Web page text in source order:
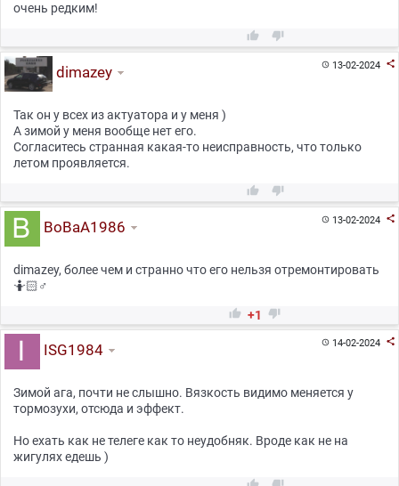
очень редким!
 
13-02-2024 
dimazey
Так он у всех из актуатора и у меня )
А зимой у меня вообще нет его.
Согласитесь странная какая-то неисправность, что только
летом проявляется.
 
13-02-2024 
BoBaA1986
dimazey, более чем и странно что его нельзя отремонтировать
🤷🏻♂
 +1 
14-02-2024 
ISG1984
Зимой ага, почти не слышно. Вязкость видимо меняется у
тормозухи, отсюда и эффект.
Но ехать как не телеге как то неудобняк. Вроде как не на
жигулях едешь )